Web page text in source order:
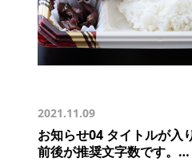
2021.11.09
お知らせ04 タイトルが入
前後が推奨文字数です。…